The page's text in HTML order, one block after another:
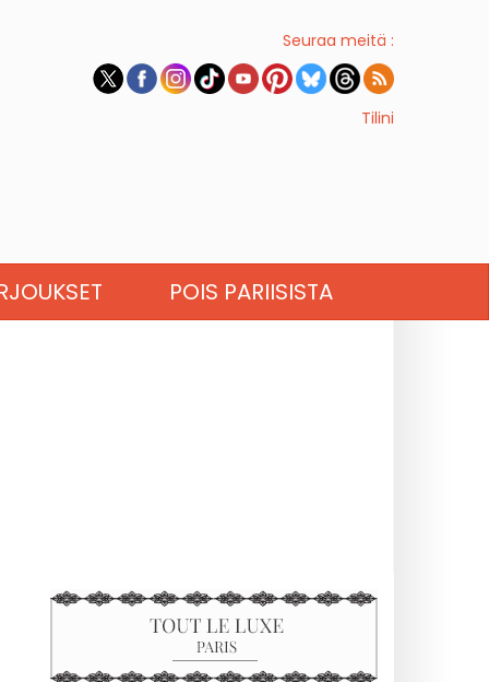
Seuraa meitä :
Tilini
POIS PARIISISTA